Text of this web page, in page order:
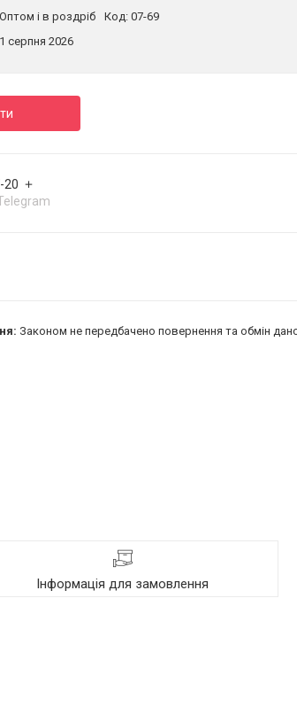
Оптом і в роздріб Код: 07-69
серпня 2026
20
Законом не передбачено повернення та обмін
Інформація для замовлення